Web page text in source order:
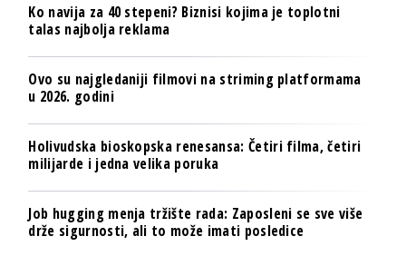
Ko navija za 40 stepeni? Biznisi kojima je toplotni
talas najbolja reklama
Ovo su najgledaniji filmovi na striming platformama
u 2026. godini
Holivudska bioskopska renesansa: Četiri filma, četiri
milijarde i jedna velika poruka
Job hugging menja tržište rada: Zaposleni se sve više
drže sigurnosti, ali to može imati posledice